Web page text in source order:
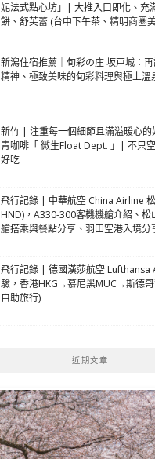
妮法式點心坊」| 大推入口即化、充
餅、舒芙蕾 (台中下午茶、精明商圈
新潟住宿推薦｜旬彩の庄 坂戸城：
精神、極致美味的旬彩料理與極上溫
新竹 | 注重每一個細節且滿溢暖心的
青咖啡「 微生Float Dept. 」| 不只
好吃
飛行記錄 | 中華航空 China Airline
HND)，A330-300客機機艙介紹、松
艙搭乘與餐點分享、羽田空港入境分
飛行記錄 | 德國漢莎航空 Lufthansa
驗，香港HKG→慕尼黑MUC→斯德哥
自助旅行)
近期文章